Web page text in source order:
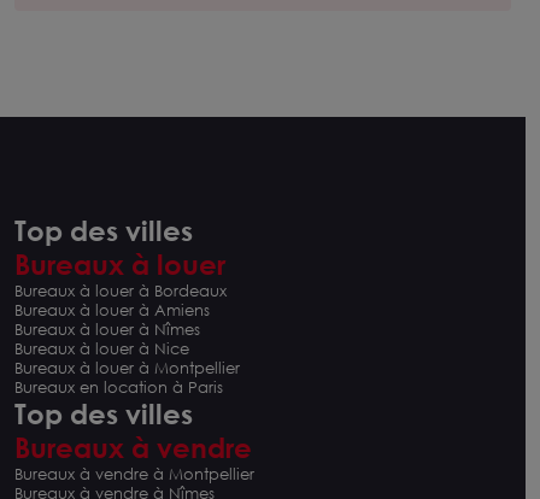
Top des villes
Bureaux à louer
Bureaux à louer à Bordeaux
Bureaux à louer à Amiens
Bureaux à louer à Nîmes
Bureaux à louer à Nice
Bureaux à louer à Montpellier
Bureaux en location à Paris
Top des villes
Bureaux à vendre
Bureaux à vendre à Montpellier
Bureaux à vendre à Nîmes